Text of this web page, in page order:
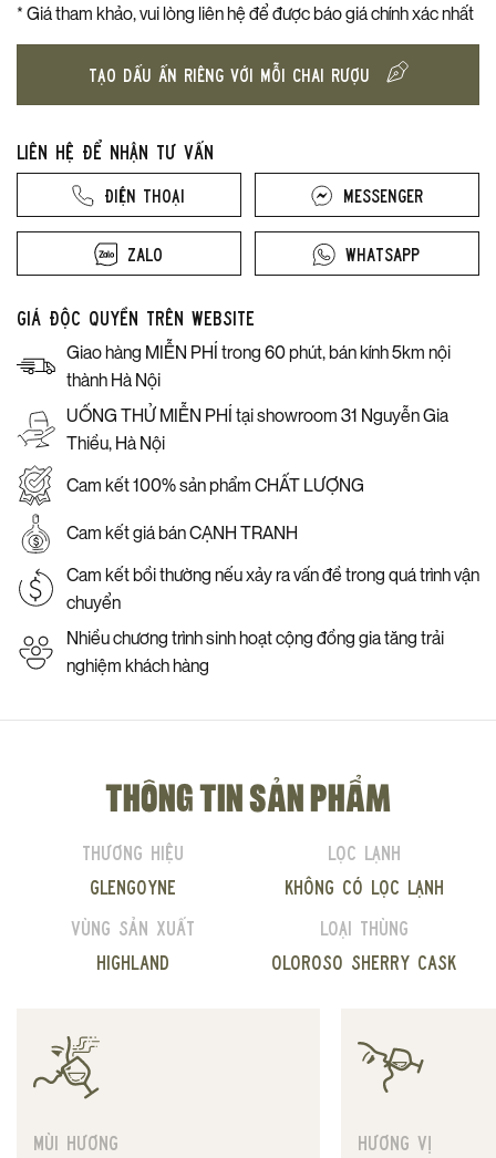
* Giá tham khảo, vui lòng liên hệ để được báo giá chính xác nhất
TẠO DẤU ẤN RIÊNG VỚI MỖI CHAI RƯỢU
Liên hệ để nhận tư vấn
Điện thoại
Zalo
Messenger
Whatsapp
Giá độc quyền trên website
Giao hàng MIỄN PHÍ trong 60 phút, bán kính 5km nội
thành Hà Nội
UỐNG THỬ MIỄN PHÍ tại showroom 31 Nguyễn Gia
Thiều, Hà Nội
Cam kết 100% sản phẩm CHẤT LƯỢNG
Cam kết giá bán CẠNH TRANH
Cam kết bồi thường nếu xảy ra vấn đề trong quá trình vận
chuyển
Nhiều chương trình sinh hoạt cộng đồng gia tăng trải
nghiệm khách hàng
THÔNG TIN SẢN PHẨM
Thương hiệu
Glengoyne
Lọc lạnh
Không có lọc lạnh
Vùng sản xuất
Highland
Loại thùng
Oloroso sherry cask
Mùi hương Hương vị